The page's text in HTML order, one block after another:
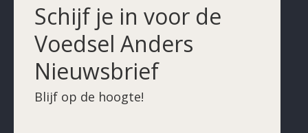
Schijf je in voor de
Voedsel Anders
Nieuwsbrief
Blijf op de hoogte!